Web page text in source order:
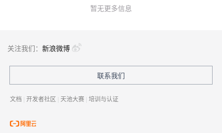
暂无更多信息
关注我们： 新浪微博
联系我们
文档 | 开发者社区 | 天池大赛 | 培训与认证